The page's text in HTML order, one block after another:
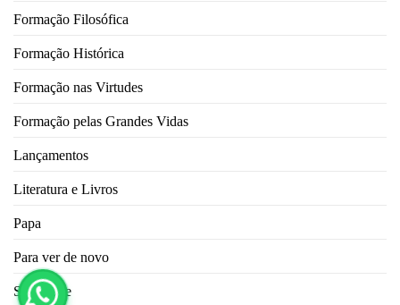
Formação Filosófica
Formação Histórica
Formação nas Virtudes
Formação pelas Grandes Vidas
Lançamentos
Literatura e Livros
Papa
Para ver de novo
Sociedade